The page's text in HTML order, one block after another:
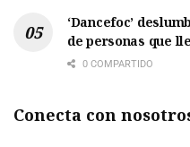
‘Dancefoc’
de personas que
0 COMPARTIDO
Conecta con